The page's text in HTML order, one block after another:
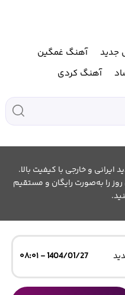
جدید
آهنگ غمگین
آهنگ کردی
و خارجی با کیفیت بالا.
را به‌صورت رایگان و مستقیم
1404/01/27 - ۰۸:۰۱